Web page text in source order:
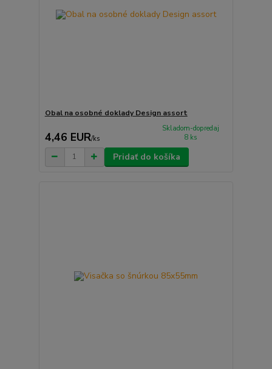
Obal na osobné doklady Design assort
4,46 EUR/ks
Skladom-dopredaj
8 ks
Pridať do košíka